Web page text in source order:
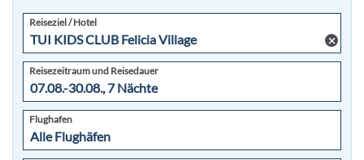
Reiseziel / Hotel
Reisezeitraum und Reisedauer
Flughafen